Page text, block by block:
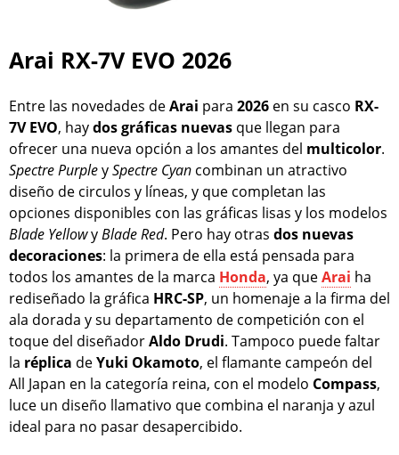
Arai RX-7V EVO 2026
Entre las novedades deArai para 2026 en su casco RX-
7V EVO, haydosgráficas nuevas que llegan para
ofrecer una nueva opción a los amantes del multicolor.
Spectre PurpleySpectre Cyan combinan un atractivo
diseño de circulos y líneas, y que completan las
opciones disponibles con las gráficas lisas y los modelos
Blade YellowyBladeRed. Pero hay otras dos nuevas
decoraciones: la primera de ella está pensada para
todos los amantes de la marca Honda, ya queArai ha
rediseñado la gráfica HRC-SP, un homenaje a la firma del
ala dorada y su departamento de competición con el
toque del diseñadorAldo Drudi. Tampoco puede faltar
la réplica deYuki Okamoto, el flamante campeón del
All Japan en la categoría reina, con el modelo Compass,
luce un diseño llamativo que combina el naranja y azul
ideal para no pasar desapercibido.